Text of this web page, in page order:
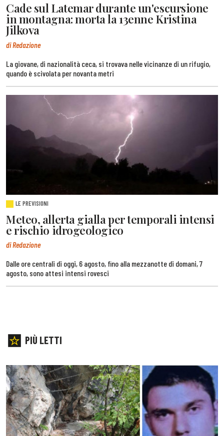
Cade sul Latemar durante un'escursione
in montagna: morta la 13enne Kristina
Jilkova
di Redazione
La giovane, di nazionalità ceca, si trovava nelle vicinanze di un rifugio,
quando è scivolata per novanta metri
LE PREVISIONI
Meteo, allerta gialla per temporali intensi
e rischio idrogeologico
di Redazione
Dalle ore centrali di oggi, 6 agosto, fino alla mezzanotte di domani, 7
agosto, sono attesi intensi rovesci
PIÙ LETTI